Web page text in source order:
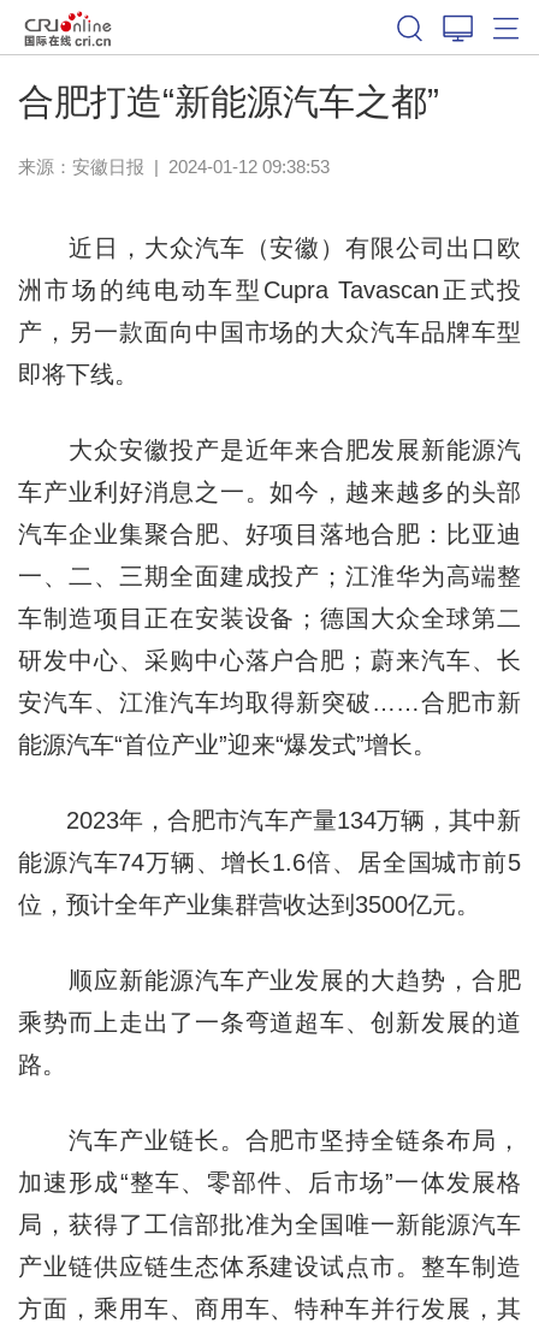
合肥打造“新能源汽车之都”
来源： 安徽日报 | 2024-01-12 09:38:53
近日，大众汽车（安徽）有限公司出口欧
洲市场的纯电动车型Cupra Tavascan正式投
产，另一款面向中国市场的大众汽车品牌车型
即将下线。
大众安徽投产是近年来合肥发展新能源汽
车产业利好消息之一。如今，越来越多的头部
汽车企业集聚合肥、好项目落地合肥：比亚迪
一、二、三期全面建成投产；江淮华为高端整
车制造项目正在安装设备；德国大众全球第二
研发中心、采购中心落户合肥；蔚来汽车、长
安汽车、江淮汽车均取得新突破……合肥市新
能源汽车“首位产业”迎来“爆发式”增长。
2023年，合肥市汽车产量134万辆，其中新
能源汽车74万辆、增长1.6倍、居全国城市前5
位，预计全年产业集群营收达到3500亿元。
顺应新能源汽车产业发展的大趋势，合肥
乘势而上走出了一条弯道超车、创新发展的道
路。
汽车产业链长。合肥市坚持全链条布局，
加速形成“整车、零部件、后市场”一体发展格
局，获得了工信部批准为全国唯一新能源汽车
产业链供应链生态体系建设试点市。整车制造
方面，乘用车、商用车、特种车并行发展，其